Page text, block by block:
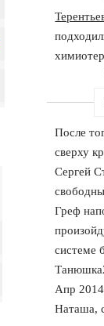
После
сверху
Сергей
Греф
системе
Апр
Наташа,